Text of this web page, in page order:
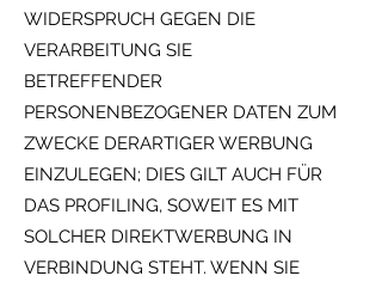
WIDERSPRUCH GEGEN DIE
VERARBEITUNG SIE
BETREFFENDER
PERSONENBEZOGENER DATEN ZUM
ZWECKE DERARTIGER WERBUNG
EINZULEGEN; DIES GILT AUCH FÜR
DAS PROFILING, SOWEIT ES MIT
SOLCHER DIREKTWERBUNG IN
VERBINDUNG STEHT. WENN SIE